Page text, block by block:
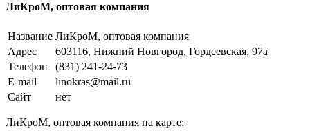
ЛиКроМ, оптовая компания
Название ЛиКроМ, оптовая компания
Адрес
603116, Нижний Новгород, Гордеевская, 97а
Телефон
(831) 241-24-73
E-mail
linokras@mail.ru
Сайт
нет
ЛиКроМ, оптовая компания на карте: